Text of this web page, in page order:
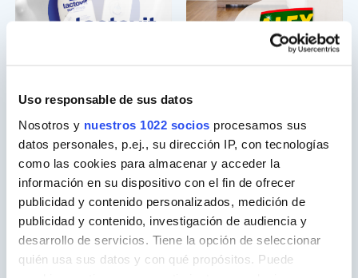
Uso responsable de sus datos
Nosotros y nuestros 1022 socios procesamos sus
datos personales, p.ej., su dirección IP, con tecnologías
como las cookies para almacenar y acceder la
información en su dispositivo con el fin de ofrecer
publicidad y contenido personalizados, medición de
publicidad y contenido, investigación de audiencia y
desarrollo de servicios. Tiene la opción de seleccionar
quién usa sus datos y con qué propósitos. Puede